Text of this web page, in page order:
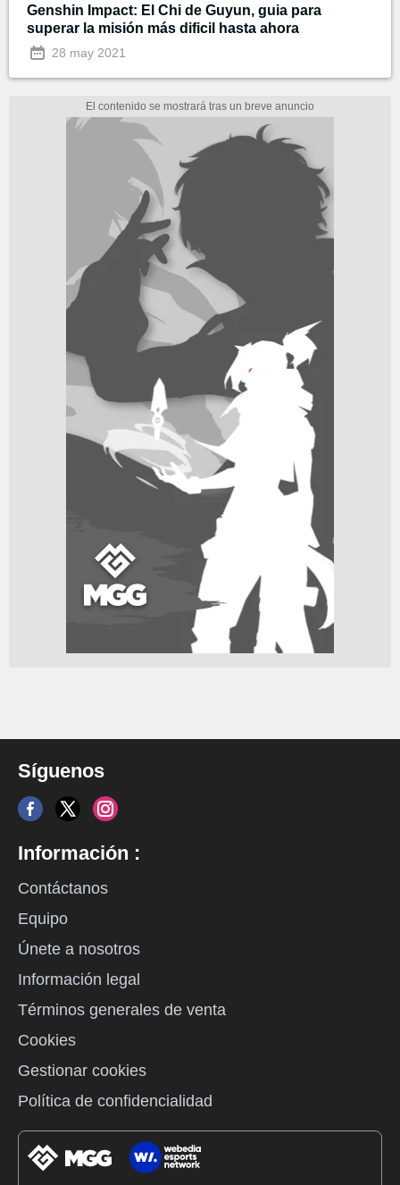
Genshin Impact: El Chi de Guyun, guia para
superar la misión más dificil hasta ahora
28 may 2021
Síguenos
Información :
Contáctanos
Equipo
Únete a nosotros
Información legal
Términos generales de venta
Cookies
Gestionar cookies
Política de confidencialidad